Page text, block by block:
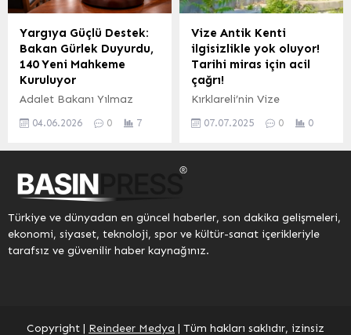
kapsamlı raporu sundu.
İSTANBUL (İGFA) –
İnternet Gazetecileri
Federasyonu (İGF) Genel
Başkanı Mesut Demir,
göreve yeni başlayan
Basın İlan Kurumu (BİK)
Genel Müdürü Abdulkadir
altına alındı. KOCAELİ
(İGFA) – Kocaeli
Büyükşehir Belediyesi
Zabıta Dairesi
Başkanlığı’na bağlı ekipler,
vatandaşların Ramazan
ayı öncesinde gıda ve
diğer...
Yargıya Güçlü Destek:
Bakan Gürlek Duyurdu,
140 Yeni Mahkeme
Kuruluyor
Adalet Bakanı Yılmaz
hesabı üzerinden yaptığı
yeni adımları paylaştı.
Bakan Gürlek,
hizmetlerine erişimini
kolaylaştırmak ve yargının
etkinliğini artırmak
04.06.2026 0 7
Vize Antik Kenti
ilgisizlikle yok oluyor!
Tarihi miras için acil
çağrı!
Kırklareli’nin Vize
Kenti, Traklar’dan Roma
karşı karşıya bırakıyor.
Trakya Arşiv ekibi, Vize
Antik Tiyatrosu’nun içler
07.07.2025 0 0
Türkiye ve dünyadan en güncel haberler, son dakika gelişmeleri,
ekonomi, siyaset, teknoloji, spor ve kültür-sanat içerikleriyle
tarafsız ve güvenilir haber kaynağınız.
Copyright | Reindeer Medya | Tüm hakları saklıdır, izinsiz